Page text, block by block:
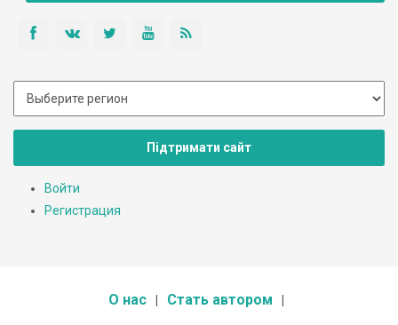
Підтримати сайт
Войти
Регистрация
О нас Стать автором